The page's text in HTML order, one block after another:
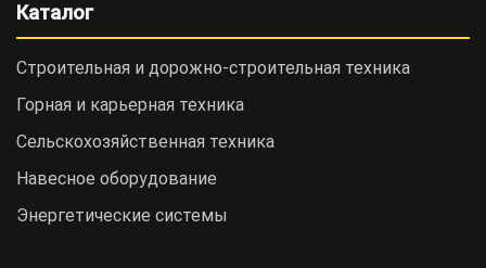
Каталог
Строительная и дорожно-cтроительная техника
Горная и карьерная техника
Сельскохозяйственная техника
Навесное оборудование
Энергетические системы